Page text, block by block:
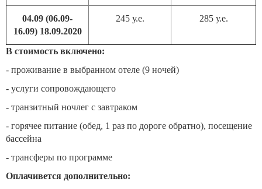
04.09 (06.09-
16.09) 18.09.2020
245 у.е. 285 у.е.
В стоимость включено:
- проживание в выбранном отеле (9 ночей)
- услуги сопровождающего
- транзитный ночлег с завтраком
- горячее питание (обед, 1 раз по дороге обратно), посещение
бассейна
- трансферы по программе
Оплачивется дополнительно: